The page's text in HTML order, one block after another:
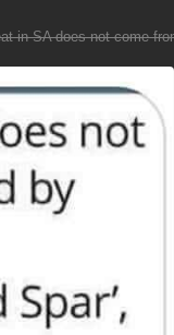
in SA does not come